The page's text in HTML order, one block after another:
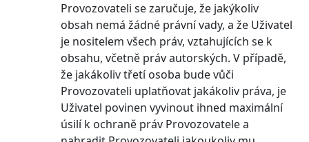
Provozovateli se zaručuje, že jakýkoliv
obsah nemá žádné právní vady, a že Uživatel
je nositelem všech práv, vztahujících se k
obsahu, včetně práv autorských. V případě,
že jakákoliv třetí osoba bude vůči
Provozovateli uplatňovat jakákoliv práva, je
Uživatel povinen vyvinout ihned maximální
úsilí k ochraně práv Provozovatele a